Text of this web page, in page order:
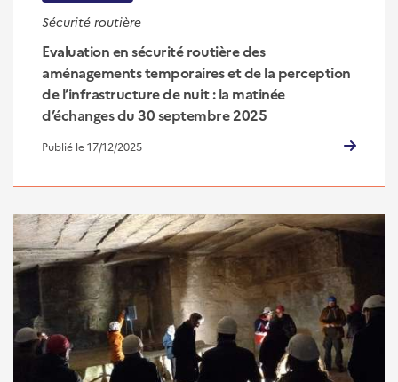
Sécurité routière
Evaluation en sécurité routière des
aménagements temporaires et de la perception
de l’infrastructure de nuit : la matinée
d’échanges du 30 septembre 2025
Publié le 17/12/2025